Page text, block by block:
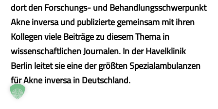
dort den Forschungs- und Behandlungsschwerpunkt
Akne inversa und publizierte gemeinsam mit ihren
Kollegen viele Beiträge zu diesem Thema in
wissenschaftlichen Journalen. In der Havelklinik
Berlin leitet sie eine der größten Spezialambulanzen
für Akne inversa in Deutschland.